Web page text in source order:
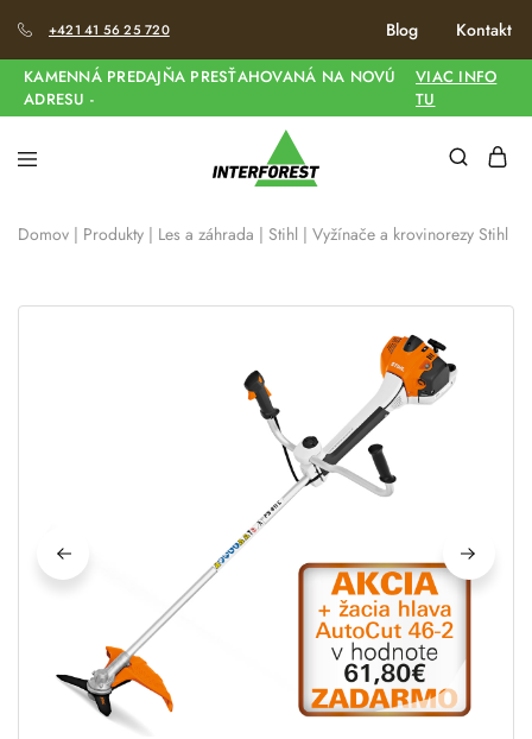
+421 41 56 25 720 Blog Kontakt
KAMENNÁ PREDAJŇA PRESŤAHOVANÁ NA NOVÚ
ADRESU -
VIAC INFO
TU
Domov | Produkty | Les a záhrada | Stihl | Vyžínače a krovinorezy Stihl